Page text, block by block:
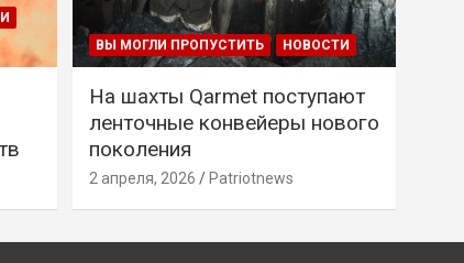
ВЫ МОГЛИ ПРОПУСТИТЬ НОВОСТИ
На шахты Qarmet поступают
ленточные конвейеры нового
поколения
2 апреля, 2026 Patriotnews